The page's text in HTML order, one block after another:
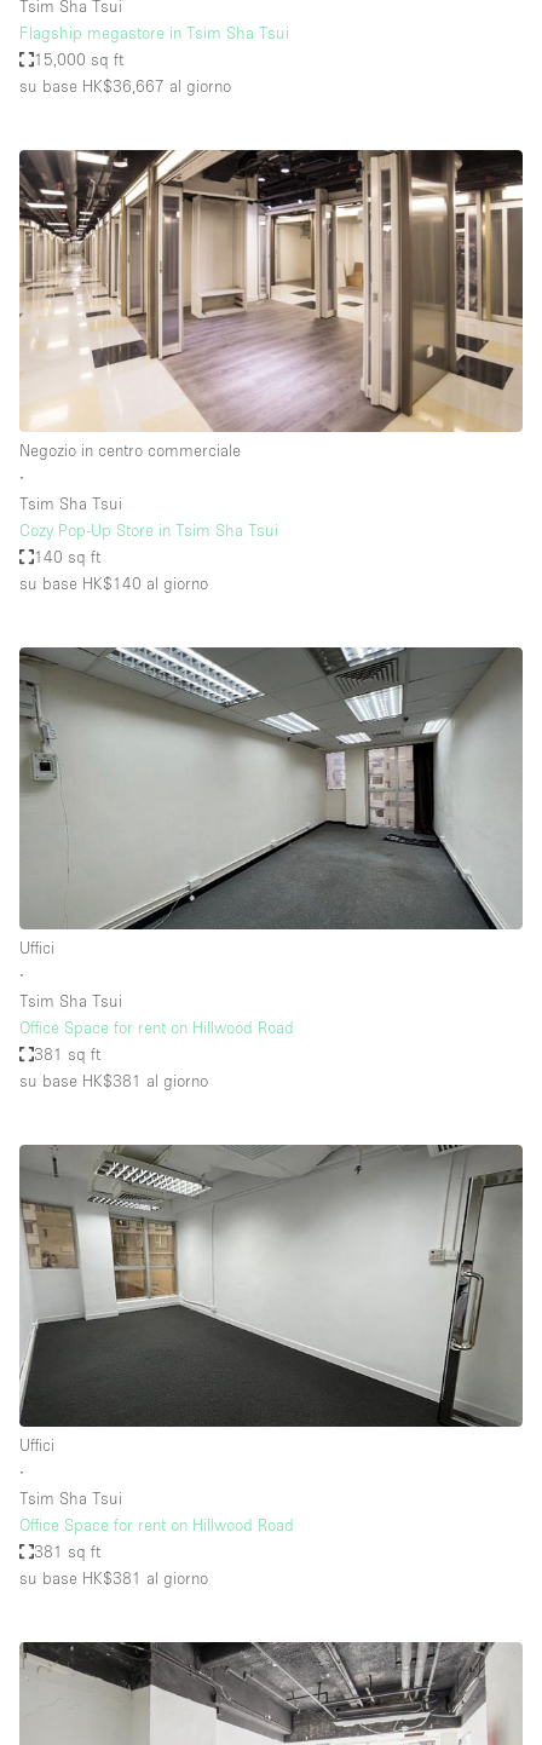
Tsim Sha Tsui
Flagship megastore in Tsim Sha Tsui
15,000 sq ft
su base HK$36,667 al giorno
Negozio in centro commerciale
∙
Tsim Sha Tsui
Cozy Pop-Up Store in Tsim Sha Tsui
140 sq ft
su base HK$140 al giorno
Uffici
∙
Tsim Sha Tsui
Office Space for rent on Hillwood Road
381 sq ft
su base HK$381 al giorno
Uffici
∙
Tsim Sha Tsui
Office Space for rent on Hillwood Road
381 sq ft
su base HK$381 al giorno